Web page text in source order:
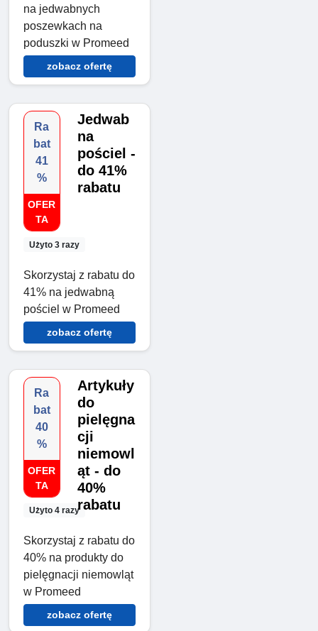
na jedwabnych
poszewkach na
poduszki w Promeed
zobacz ofertę
Ra
bat
41
%
OFER
TA
Użyto 3 razy
Jedwab
na
pościel -
do 41%
rabatu
Skorzystaj z rabatu do
41% na jedwabną
pościel w Promeed
zobacz ofertę
Ra
bat
40
%
OFER
TA
Użyto 4 razy
Artykuły
do ​​
pielęgna
cji
niemowl
ąt - do
40%
rabatu
Skorzystaj z rabatu do
40% na produkty do
pielęgnacji niemowląt
w Promeed
zobacz ofertę